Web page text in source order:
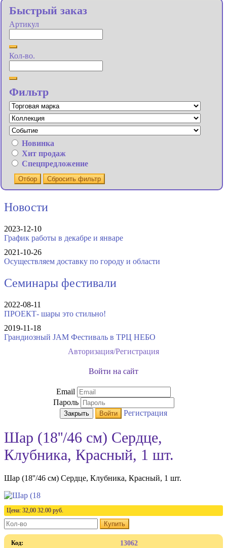
Быстрый заказ
Артикул
Кол-во.
Фильтр
Новинка
Хит продаж
Спецпредложение
Отбор Сбросить фильтр
Новости
2023-12-10
График работы в декабре и январе
2021-10-26
Осуществляем доставку по городу и области
Семинары фестивали
2022-08-11
ПРОЕКТ- шары это стильно!
2019-11-18
Грандиозный JAM Фестиваль в ТРЦ НЕБО
Авторизация/Регистрация
Войти на сайт
Email
Пароль
Закрыть Войти Регистрация
Шар (18''/46 см) Сердце,
Клубника, Красный, 1 шт.
Шар (18''/46 см) Сердце, Клубника, Красный, 1 шт.
Цена: 32,00 32.00 руб.
Купить
Код: 13062